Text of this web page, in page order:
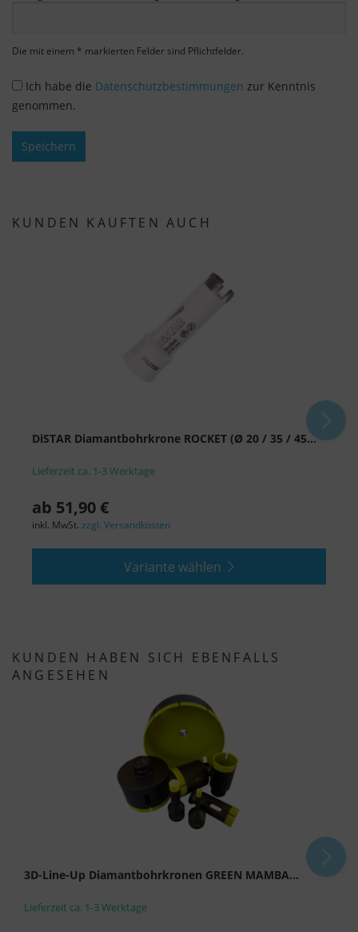
Die mit einem * markierten Felder sind Pflichtfelder.
Ich habe die Datenschutzbestimmungen zur Kenntnis
genommen.
Speichern
KUNDEN KAUFTEN AUCH
DiSTAR Diamantbohrkrone ROCKET (Ø 20 / 35 / 45...
Lieferzeit ca. 1-3 Werktage
ab 51,90 €
inkl. MwSt. zzgl. Versandkosten
Variante wählen
KUNDEN HABEN SICH EBENFALLS
ANGESEHEN
3D-Line-Up Diamantbohrkronen GREEN MAMBA...
Lieferzeit ca. 1-3 Werktage
Gerichtshof als ein Land mit einem nach EU-
Rechtsmittel, verarbeitet werden. Wenn Sie auf